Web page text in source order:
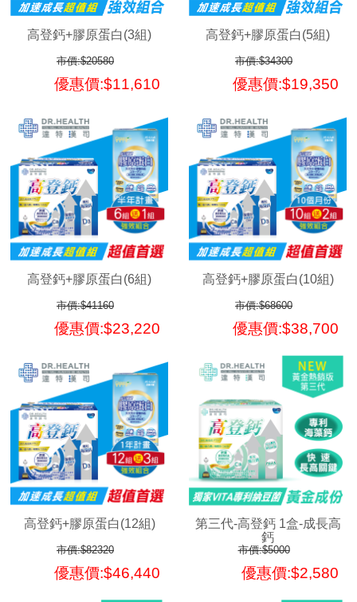
高登鈣+膠原蛋白(3組)
市價:$20580
優惠價:$11,610
高登鈣+膠原蛋白(5組)
市價:$34300
優惠價:$19,350
高登鈣+膠原蛋白(6組)
市價:$41160
優惠價:$23,220
高登鈣+膠原蛋白(10組)
市價:$68600
優惠價:$38,700
高登鈣+膠原蛋白(12組)
市價:$82320
優惠價:$46,440
第三代-高登鈣 1盒-成長高
鈣
市價:$5000
優惠價:$2,580